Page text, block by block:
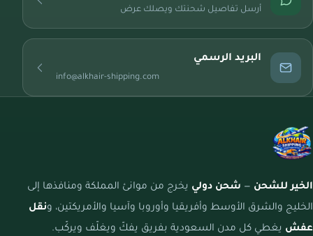
أرسل تفاصيل شحنتك ويصلك عرض
البريد الرسمي
info@alkhair-shipping.com
الخير للشحن — شحن دولي يخرج من موانئ المملكة ومنافذها إلى
الخليج والشرق الأوسط وأفريقيا وأوروبا وآسيا والأمريكتين، ونقل
عفش يغطي كل مدن السعودية بفريق يفكّ ويغلّف ويركّب.